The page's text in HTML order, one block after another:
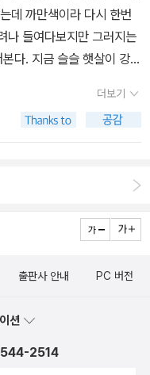
데 까만색이라 다시 한번
나 들여다보지만 그러지는
다. 지금 슬슬 햇살이 강해
수. 그리고 가장 많이 언급
전에 읽어서 기억도 가물
데 이 시리즈, 실물을 보면
그러고보니 삼국지는 그렇
들기. 패브릭으로 꽃만들
고 있는데 갑자기 피규어
더보기
출판사 안내 PC 버전
션
2514